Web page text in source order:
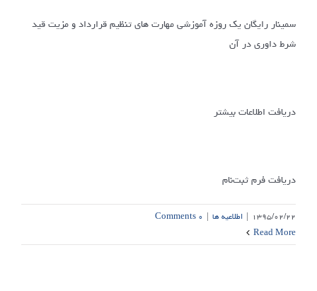
سمینار رایگان یک روزه آموزشی مهارت های تنظیم قرارداد و مزیت قید
شرط داوری در آن
دریافت اطلاعات بیشتر
دریافت فرم ثبت‌نام
۱۳۹۵/۰۲/۲۲ | اطلاعیه ها | ۰ Comments
Read More